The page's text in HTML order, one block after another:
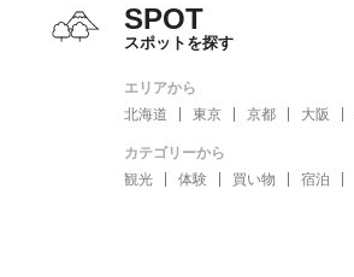
SPOT
スポットを探す
エリアから
北海道
東京 京都 大阪
カテゴリーから
観光
体験 買い物 宿泊